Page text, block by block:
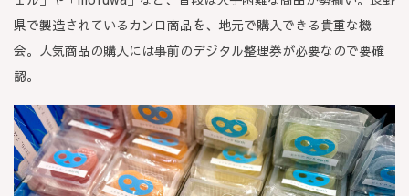
県で製造されているカンロ商品を、地元で購入できる貴重な機
会。人気商品の購入には事前のデジタル整理券が必要なので要確
認。